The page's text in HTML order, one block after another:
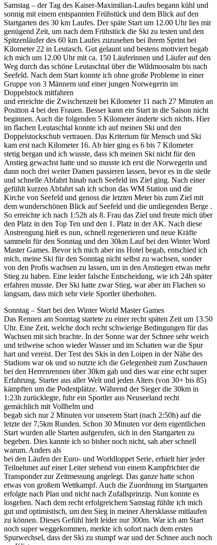
Samstag – der Tag des Kaiser-Maximilian-Laufes begann kühl und
sonnig mit einem entspannten Frühstück und dem Blick auf den
Startgarten des 30 km Laufes. Der späte Start um 12.00 Uhr lies mir
genügend Zeit, um nach dem Frühstück die Ski zu testen und den
Spitzenläufer des 60 km Laufes zuzusehen bei ihrem Sprint bei
Kilometer 22 in Leutasch. Gut gelaunt und bestens motiviert begab
ich mich um 12.00 Uhr mit ca. 150 Läuferinnen und Läufer auf den
Weg durch das schöne Leutaschtal über die Wildmoosalm bis nach
Seefeld. Nach dem Start konnte ich ohne große Probleme in einer
Gruppe von 3 Männern und einer jungen Norwegerin im
Doppelstock mitfahren
und erreichte die Zwischenzeit bei Kilometer 11 nach 27 Minuten an
Position 4 bei den Frauen. Besser kann ein Start in die Saison nicht
beginnen. Auch die folgenden 5 Kilometer änderte sich nichts. Hier
im flachen Leutaschtal konnte ich auf meinen Ski und den
Doppelstockschub vertrauen. Das Kriterium für Mensch und Ski
kam erst nach Kilometer 16. Ab hier ging es 6 bis 7 Kilometer
stetig bergan und ich wusste, dass ich meinen Ski nicht für den
Anstieg gewachst hatte und so musste ich erst die Norwegerin und
dann noch drei weiter Damen passieren lassen, bevor es in die steile
und schnelle Abfahrt hinab nach Seefeld ins Ziel ging. Nach einer
gefühlt kurzen Abfahrt sah ich schon das WM Station und die
Kirche von Seefeld und genoss die letzten Meter bis zum Ziel mit
dem wunderschönen Blick auf Seefeld und die umliegenden Berge .
So erreichte ich nach 1:52h als 8. Frau das Ziel und freute mich über
den Platz in den Top Ten und den 1. Platz in der AK. Nach diese
Anstrengung hieß es nun, schnell regenerieren und neue Kräfte
sammeln für den Sonntag und den 30km Lauf bei den Winter Word
Master Games. Bevor ich mich aber ins Hotel begab, entschied ich
mich, meine Ski für den Sonntag nicht selbst zu wachsen, sonder
von den Profis wachsen zu lassen, um in den Anstiegen etwas mehr
Stieg zu haben. Eine leider falsche Entscheidung, wie ich 24h später
erfahren musste. Der Ski hatte zwar Stieg, war aber im Flachen so
langsam, dass mich sehr viele Sportler überholten.
Sonntag – Start bei den Winter World Master Games
Das Rennen am Sonntag startete zu einer recht späten Zeit um 13.50
Uhr. Eine Zeit, welche doch recht schwierige Bedingungen für das
Wachsen mit sich brachte. In der Sonne war der Schnee sehr weich
und teilweise schon wieder Wasser und im Schatten war die Spur
hart und vereist. Der Test des Skis in den Loipen in der Nähe des
Stadions war ok und so nutzte ich die Gelegenheit zum Zuschauen
bei den Herrenrennen über 30km gab und dies war eine echt super
Erfahrung. Starter aus aller Welt und jeden Alters (von 30+ bis 85)
kämpften um die Podestplätze. Während der Sieger die 30km in
1:23h zurücklegte, fuhr ein Sportler aus Neuseeland recht
gemächlich mit Vollhelm und
begab sich nur 2 Minuten vor unserem Start (nach 2:50h) auf die
letzte der 7,5km Runden. Schon 30 Minuten vor dem eigentlichen
Start wurden alle Starten aufgerufen, sich in den Startgarten zu
begeben. Dies kannte ich so bisher noch nicht, sah aber schnell
warum. Anders als
bei den Läufen der Euro- und Worldloppet Serie, erhielt hier jeder
Teilnehmer auf einer Leiter stehend von einem Kampfrichter die
Transponder zur Zeitmessung angelegt. Das ganze hatte schon
etwas von großem Wettkampf. Auch die Zuordnung im Startgarten
erfolgte nach Plan und nicht nach Zufallsprinzip. Nun konnte es
losgehen. Nach dem recht erfolgreichem Samstag fühlte ich mich
gut und optimistisch, um den Sieg in meiner Altersklasse mitlaufen
zu können. Dieses Gefühl hielt leider nur 300m. War ich am Start
noch super weggekommen, merkte ich sofort nach dem ersten
Spurwechsel, dass der Ski zu stumpf war und der Schnee auch noch